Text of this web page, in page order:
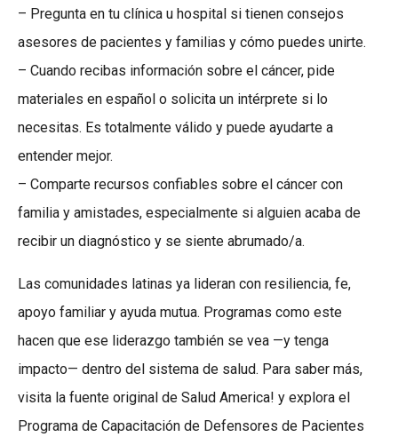
– Pregunta en tu clínica u hospital si tienen consejos
asesores de pacientes y familias y cómo puedes unirte.
– Cuando recibas información sobre el cáncer, pide
materiales en español o solicita un intérprete si lo
necesitas. Es totalmente válido y puede ayudarte a
entender mejor.
– Comparte recursos confiables sobre el cáncer con
familia y amistades, especialmente si alguien acaba de
recibir un diagnóstico y se siente abrumado/a.
Las comunidades latinas ya lideran con resiliencia, fe,
apoyo familiar y ayuda mutua. Programas como este
hacen que ese liderazgo también se vea —y tenga
impacto— dentro del sistema de salud. Para saber más,
visita la fuente original de Salud America! y explora el
Programa de Capacitación de Defensores de Pacientes